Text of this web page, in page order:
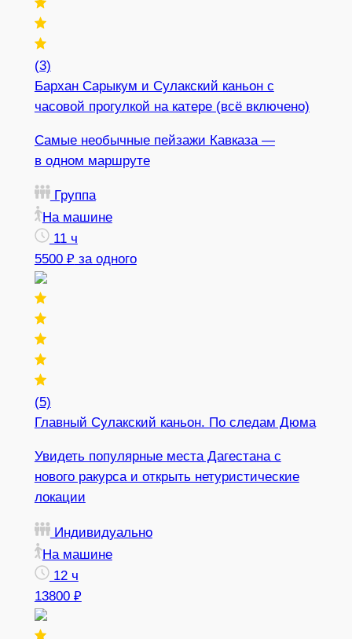
(3)
Бархан Сарыкум и Сулакский каньон с
часовой прогулкой на катере (всё включено)
Самые необычные пейзажи Кавказа —
в одном маршруте
Группа
На машине
11 ч
5500 ₽ за одного
(5)
Главный Сулакский каньон. По следам Дюма
Увидеть популярные места Дагестана с
нового ракурса и открыть нетуристические
локации
Индивидуально
На машине
12 ч
13800 ₽